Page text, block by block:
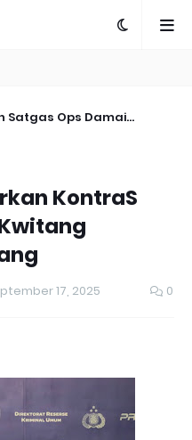
Satgas Ops Damai
KontraS
17, 2025 0